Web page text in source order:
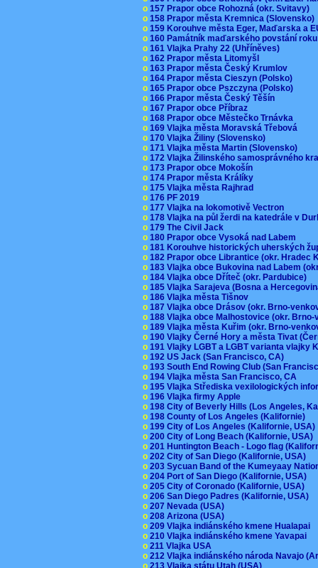
o 157 Prapor obce Rohozná (okr. Svitavy)
o 158 Prapor města Kremnica (Slovensko)
o 159 Korouhve města Eger, Maďarska a
o 160 Památník maďarského povstání
o 161 Vlajka Prahy 22 (Uhříněves)
o 162 Prapor města Litomyšl
o 163 Prapor města Český Krumlov
o 164 Prapor města Cieszyn (Polsko)
o 165 Prapor obce Pszczyna (Polsko)
o 166 Prapor města Český Těšín
o 167 Prapor obce Příbraz
o 168 Prapor obce Městečko Trnávka
o 169 Vlajka města Moravská Třebová
o 170 Vlajka Žiliny (Slovensko)
o 171 Vlajka města Martin (Slovensko)
o 172 Vlajka Žilinského samosprávného
o 173 Prapor obce Mokošín
o 174 Prapor města Králíky
o 175 Vlajka města Rajhrad
o 176 PF 2019
o 177 Vlajka na lokomotivě Vectron
o 178 Vlajka na půl žerdi na katedrále v
o 179 The Civil Jack
o 180 Prapor obce Vysoká nad Labem
o 181 Korouhve historických uherských
o 182 Prapor obce Librantice (okr. Hradec
o 183 Vlajka obce Bukovina nad Labem
o 184 Vlajka obce Dříteč (okr. Pardubice)
o 185 Vlajka Sarajeva (Bosna a
o 186 Vlajka města Tišnov
o 187 Vlajka obce Drásov (okr. Brno-
o 188 Vlajka obce Malhostovice (okr.
o 189 Vlajka města Kuřim (okr. Brno-
o 190 Vlajky Černé Hory a města Tivat
o 191 Vlajky LGBT a LGBT varianta vlajky
o 192 US Jack (San Francisco, CA)
o 193 South End Rowing Club (San
o 194 Vlajka města San Francisco, CA
o 195 Vlajka Střediska vexilologických
o 196 Vlajka firmy Apple
o 198 City of Beverly Hills (Los Angeles,
o 198 County of Los Angeles (Kalifornie)
o 199 City of Los Angeles (Kalifornie,
o 200 City of Long Beach (Kalifornie, USA)
o 201 Huntington Beach - Logo flag
o 202 City of San Diego (Kalifornie, USA)
o 203 Sycuan Band of the Kumeyaay
o 204 Port of San Diego (Kalifornie, USA)
o 205 City of Coronado (Kalifornie, USA)
o 206 San Diego Padres (Kalifornie, USA)
o 207 Nevada (USA)
o 208 Arizona (USA)
o 209 Vlajka indiánského kmene Hualapai
o 210 Vlajka indiánského kmene Yavapai
o 211 Vlajka USA
o 212 Vlajka indiánského národa Navajo
o 213 Vlajka státu Utah (USA)